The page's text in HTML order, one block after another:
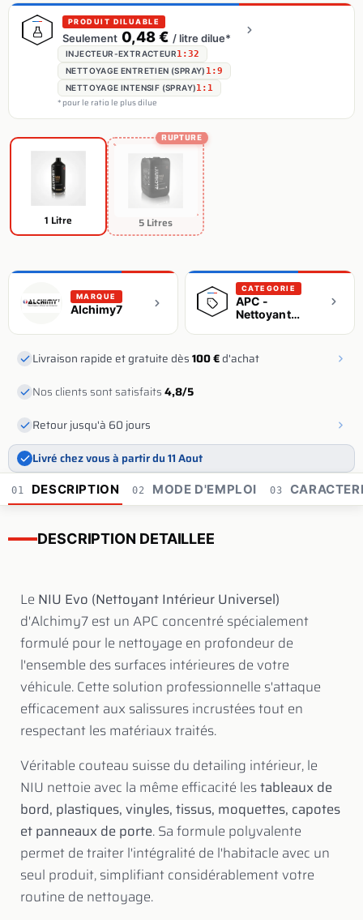
PRODUIT DILUABLE
Seulement 0,48 € / litre dilue*
INJECTEUR-EXTRACTEUR1:32
NETTOYAGE ENTRETIEN (SPRAY) 1:9
NETTOYAGE INTENSIF (SPRAY)1:1
* pour le ratio le plus dilue
1 Litre 5 Litres
RUPTURE
MARQUE
Alchimy7
CATEGORIE
APC -
Nettoyant
Livraison rapide et gratuite dès100 €d'achat
Nos clients sont satisfaits4,8/5
Retour jusqu'à 60 jours
Livré chez vous à partir du 11 Aout
01 DESCRIPTION 02 MODE D'EMPLOI 03
DESCRIPTION DETAILLEE
Le NIU Evo (Nettoyant Intérieur Universel)
d'Alchimy7 est un APC concentré spécialement
formulé pour le nettoyage en profondeur de
l'ensemble des surfaces intérieures de votre
véhicule. Cette solution professionnelle s'attaque
efficacement aux salissures incrustées tout en
respectant les matériaux traités.
Véritable couteau suisse du detailing intérieur, le
NIU nettoie avec la même efficacité lestableaux de
bord, plastiques, vinyles, tissus, moquettes, capotes
et panneaux de porte. Sa formule polyvalente
permet de traiter l'intégralité de l'habitacle avec un
seul produit, simplifiant considérablement votre
routine de nettoyage.